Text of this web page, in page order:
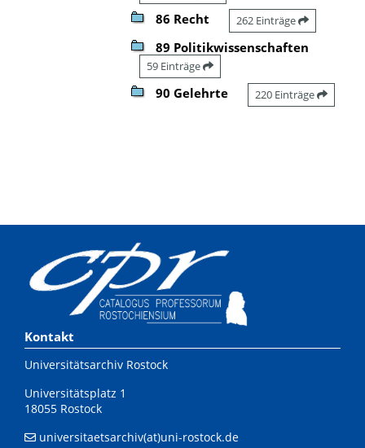
86 Recht 262 Einträge
89 Politikwissenschaften
59 Einträge
90 Gelehrte 220 Einträge
Kontakt
Universitätsarchiv Rostock
Universitätsplatz 1
18055 Rostock
universitaetsarchiv(at)uni-rostock.de